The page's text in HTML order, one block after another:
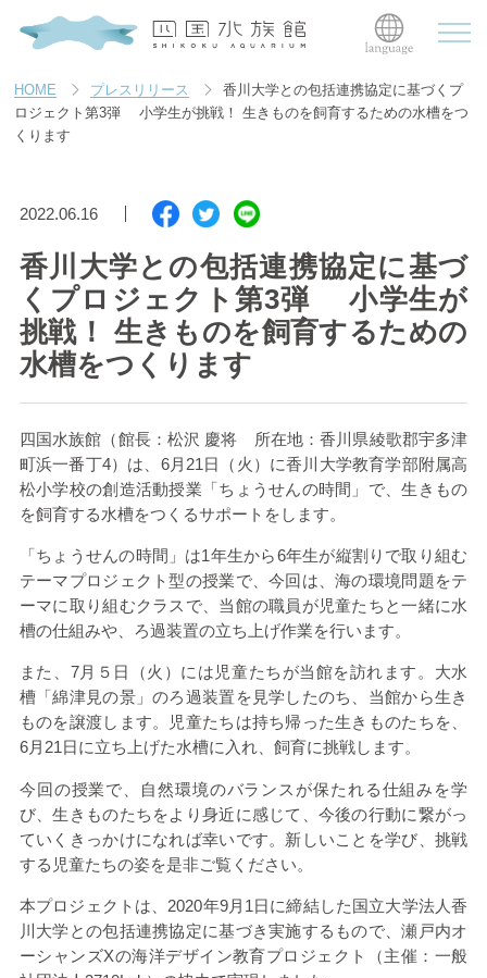
HOME プレスリリース
香川大学との包括連携協定に基づくプ
ロジェクト第3弾 小学生が挑戦！ 生きものを飼育するための水槽をつ
くります
2022.06.16
香川大学との包括連携協定に基づ
くプロジェクト第3弾 小学生が
挑戦！ 生きものを飼育するための
水槽をつくります
四国水族館（館長：松沢 慶将 所在地：香川県綾歌郡宇多津
町浜一番丁4）は、 6月 21 日（火）に香川大学教育学部附属高
松小学校の創造活動授業「ちょうせんの時間」で、生きもの
を飼育する水槽をつくるサポートをします。
「ちょうせんの時間」は1年生から6年生が縦割りで取り組む
テーマプロジェクト型の授業で、今回は、海の環境問題をテ
ーマに取り組むクラスで、当館の職員が児童たちと一緒に水
槽の仕組みや、ろ過装置の立ち上げ作業を行います。
また、 7月５日（火）には児童たちが当館を訪れます。大水
槽「綿津見の景」のろ過装置を見学したのち、当館から生き
ものを譲渡します。児童たちは持ち帰った生きものたちを、
6月 21日に立ち上げた水槽に入れ、飼育に挑戦します。
今回の授業で、自然環境のバランスが保たれる仕組みを学
び、生きものたちをより身近に感じて、今後の行動に繋がっ
ていくきっかけになれば幸いです。新しいことを学び、挑戦
する児童たちの姿を是非ご覧ください。
本プロジェクトは、 2020年9月 1 日に締結した国立大学法人香
川大学との包括連携協定に基づき実施するもので、瀬戸内オ
ーシャンズXの海洋デザイン教育プロジェクト（主催：一般